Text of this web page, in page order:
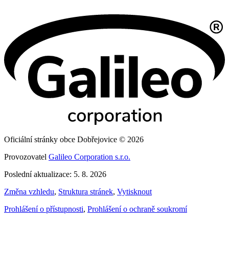
Oficiální stránky obce Dobřejovice © 2026
Provozovatel Galileo Corporation s.r.o.
Poslední aktualizace: 5. 8. 2026
Změna vzhledu, Struktura stránek, Vytisknout
Prohlášení o přístupnosti, Prohlášení o ochraně soukromí